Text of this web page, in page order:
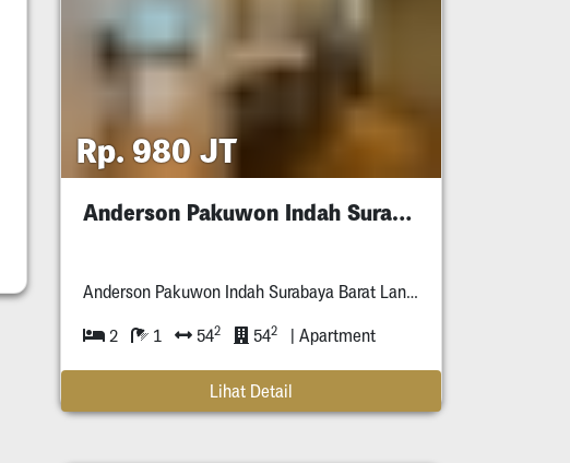
Rp. 980 JT
Anderson Pakuwon Indah Surabaya Murah
Anderson Pakuwon Indah Surabaya Barat Lantai **
2 1 542 542 | Apartment
Lihat Detail